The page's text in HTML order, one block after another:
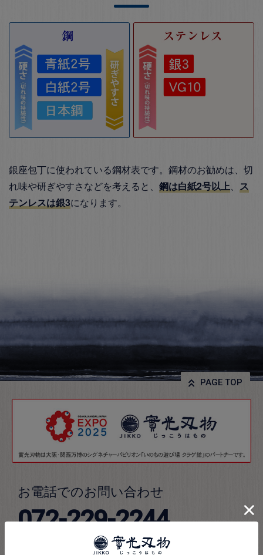
銀座包丁に使われている鋼材表です。鋼材のお勧めは、切
れ味や研ぎやすさなどを考えると、 鋼は白紙2号以上、 ス
テンレスは銀3になります。
PAGE TOP
お電話でのお問い合わせ
072-229-2244
お問い合わせの際は、ホームページを見たとお伝えく